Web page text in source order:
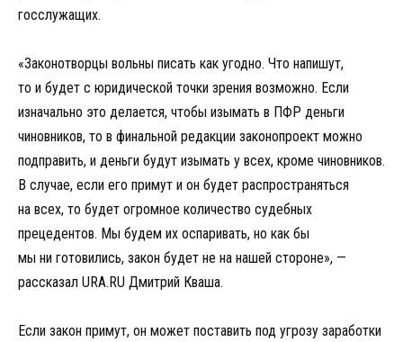
госслужащих.
«Законотворцы вольны писать как угодно. Что напишут,
то и будет с юридической точки зрения возможно. Если
изначально это делается, чтобы изымать в ПФР деньги
чиновников, то в финальной редакции законопроект можно
подправить, и деньги будут изымать у всех, кроме чиновников.
В случае, если его примут и он будет распространяться
на всех, то будет огромное количество судебных
прецедентов. Мы будем их оспаривать, но как бы
мы ни готовились, закон будет не на нашей стороне», —
рассказал URA.RU Дмитрий Кваша.
Если закон примут, он может поставить под угрозу заработки